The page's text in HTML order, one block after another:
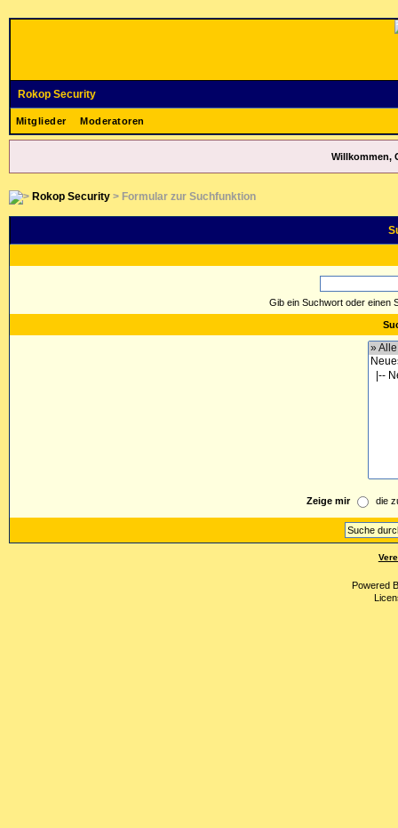
Rokop Security
Mitglieder Moderatoren
Willkommen,
Rokop Security> Formular zur Suchfunktion
Gib ein Suchwort oder einen
Zeige mir die
Powered